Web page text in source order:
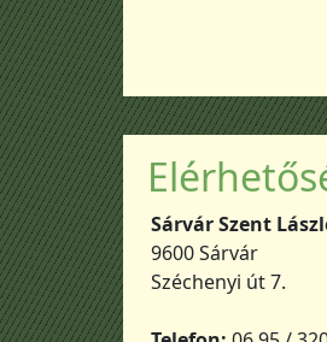
Sárvár Szent
9600 Sárvár
Széchenyi út 7.